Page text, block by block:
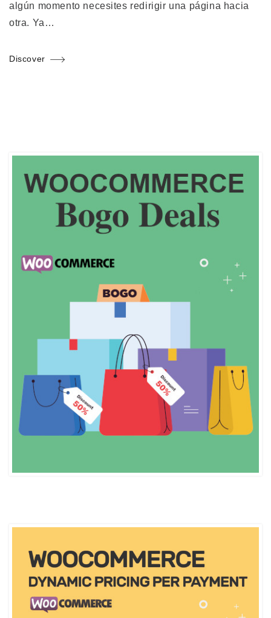
algún momento necesites redirigir una página hacia
otra. Ya…
Discover